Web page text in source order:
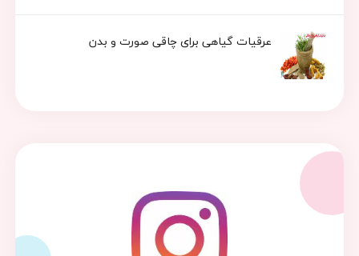
عرقیات گیاهی برای چاقی صورت و بدن